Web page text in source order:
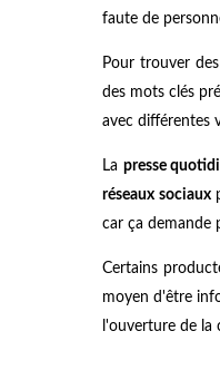
faute de
Pour trouver
des mots clés
avec différentes
La presse
réseaux sociaux
car ça demande
Certains
moyen d'être
l'ouverture de la